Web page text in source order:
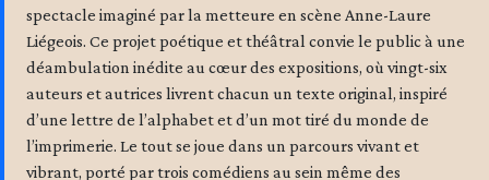
spectacle imaginé par la metteure en scène Anne-Laure
Liégeois. Ce projet poétique et théâtral convie le public à une
déambulation inédite au cœur des expositions, où vingt-six
auteurs et autrices livrent chacun un texte original, inspiré
d’une lettre de l’alphabet et d’un mot tiré du monde de
l’imprimerie. Le tout se joue dans un parcours vivant et
vibrant, porté par trois comédiens au sein même des